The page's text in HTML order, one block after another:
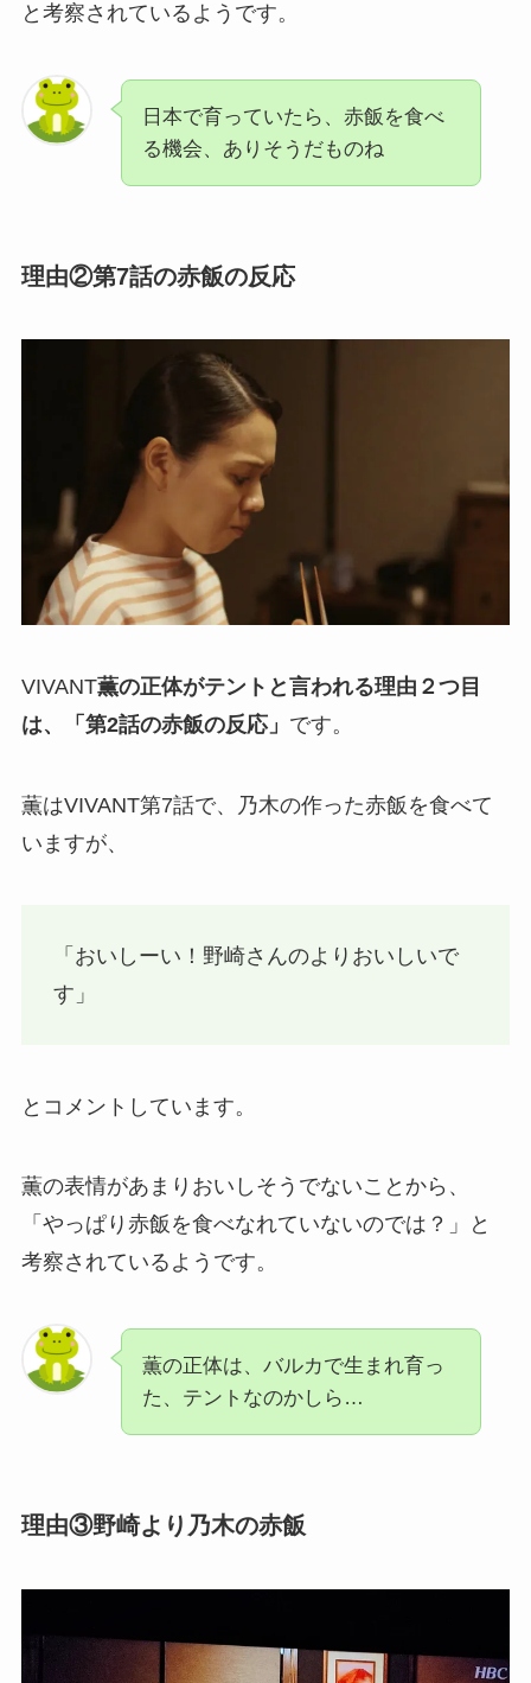
と考察されているようです。
日本で育っていたら、赤飯を食べ
る機会、ありそうだものね
理由②第7話の赤飯の反応
VIVANT薫の正体がテントと言われる理由２つ目
は、「第2話の赤飯の反応」 です。
薫はVIVANT第7話で、乃木の作った赤飯を食べて
いますが、
「おいしーい！野崎さんのよりおいしいで
す」
とコメントしています。
薫の表情があまりおいしそうでないことから、
「やっぱり赤飯を食べなれていないのでは？」と
考察されているようです。
薫の正体は、バルカで生まれ育っ
た、テントなのかしら…
理由③野崎より乃木の赤飯